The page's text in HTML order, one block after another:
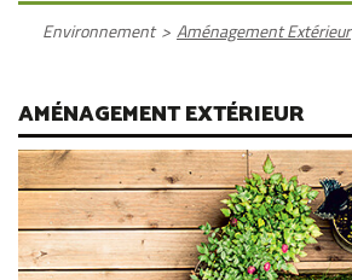
Environnement > Aménagement Extérieur
AMÉNAGEMENT EXTÉRIEUR